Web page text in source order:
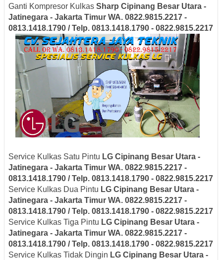
Ganti Kompresor Kulkas Sharp Cipinang Besar Utara -
Jatinegara - Jakarta Timur WA. 0822.9815.2217 -
0813.1418.1790 / Telp. 0813.1418.1790 - 0822.9815.2217
Service Kulkas Satu Pintu LG Cipinang Besar Utara -
Jatinegara - Jakarta Timur WA. 0822.9815.2217 -
0813.1418.1790 / Telp. 0813.1418.1790 - 0822.9815.2217
Service Kulkas Dua Pintu LG Cipinang Besar Utara -
Jatinegara - Jakarta Timur WA. 0822.9815.2217 -
0813.1418.1790 / Telp. 0813.1418.1790 - 0822.9815.2217
Service Kulkas Tiga Pintu LG Cipinang Besar Utara -
Jatinegara - Jakarta Timur WA. 0822.9815.2217 -
0813.1418.1790 / Telp. 0813.1418.1790 - 0822.9815.2217
Service Kulkas Tidak Dingin LG Cipinang Besar Utara -